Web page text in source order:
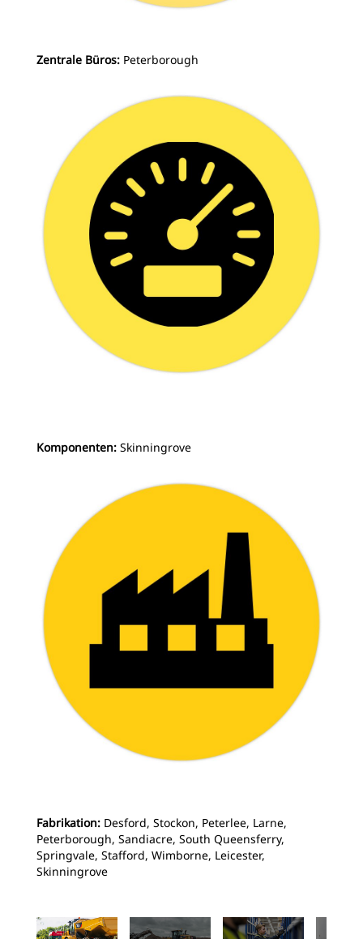
Zentrale Büros: Peterborough
Komponenten: Skinningrove
Fabrikation: Desford, Stockon, Peterlee, Larne,
Peterborough, Sandiacre, South Queensferry,
Springvale, Stafford, Wimborne, Leicester,
Skinningrove